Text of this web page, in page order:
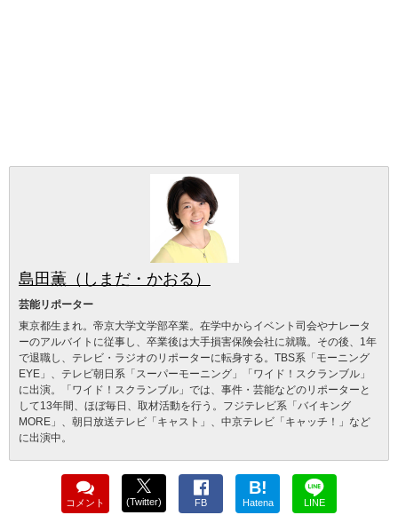
島田薫（しまだ・かおる）
芸能リポーター
東京都生まれ。帝京大学文学部卒業。在学中からイベント司会やナレータ
ーのアルバイトに従事し、卒業後は大手損害保険会社に就職。その後、1年
で退職し、テレビ・ラジオのリポーターに転身する。TBS系「モーニング
EYE」、テレビ朝日系「スーパーモーニング」「ワイド！スクランブル」
に出演。「ワイド！スクランブル」では、事件・芸能などのリポーターと
して13年間、ほぼ毎日、取材活動を行う。フジテレビ系「バイキング
MORE」、朝日放送テレビ「キャスト」、中京テレビ「キャッチ！」など
に出演中。
コメント (Twitter) FB
B!
Hatena LINE